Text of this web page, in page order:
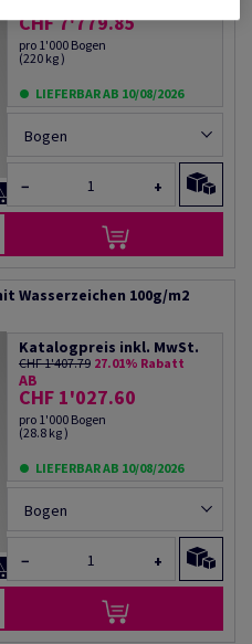
CHF 7'779.85
pro 1'000 Bogen
(220 kg )
LIEFERBAR AB 10/08/2026
Bogen
− +
Wasserzeichen 100g/m2
Katalogpreis inkl. MwSt.
CHF 1'407.79 27.01% Rabatt
AB
CHF 1'027.60
pro 1'000 Bogen
(28.8 kg )
LIEFERBAR AB 10/08/2026
Bogen
− +